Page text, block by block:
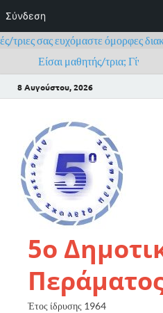
τριες σας ευχόμαστε όμορφες
Σύνδεση
Είσαι μαθητής/τρια; Γίνε
8 Αυγούστου, 2026
5ο
Έτος ίδρυσης 1964